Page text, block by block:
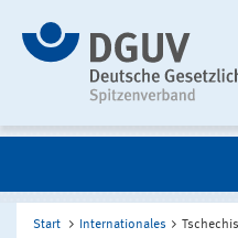
Start Internationales